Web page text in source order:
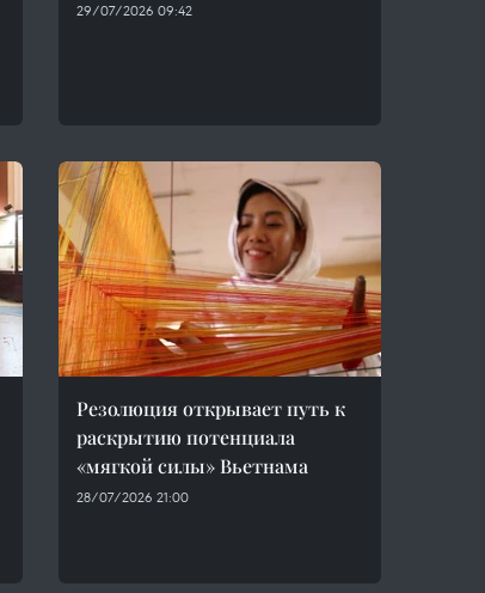
29/07/2026 09:42
Резолюция открывает путь к
раскрытию потенциала
«мягкой силы» Вьетнама
28/07/2026 21:00